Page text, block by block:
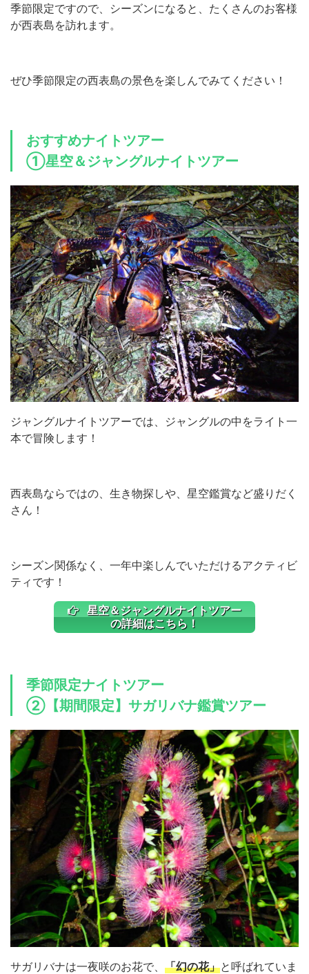
季節限定ですので、シーズンになると、たくさんのお客様
が西表島を訪れます。
ぜひ季節限定の西表島の景色を楽しんでみてください！
おすすめナイトツアー
①星空＆ジャングルナイトツアー
ジャングルナイトツアーでは、ジャングルの中をライト一
本で冒険します！
西表島ならではの、生き物探しや、星空鑑賞など盛りだく
さん！
シーズン関係なく、一年中楽しんでいただけるアクティビ
ティです！
星空＆ジャングルナイトツアー
の詳細はこちら！
季節限定ナイトツアー
②【期間限定】サガリバナ鑑賞ツアー
サガリバナは一夜咲のお花で、 「幻の花」と呼ばれていま